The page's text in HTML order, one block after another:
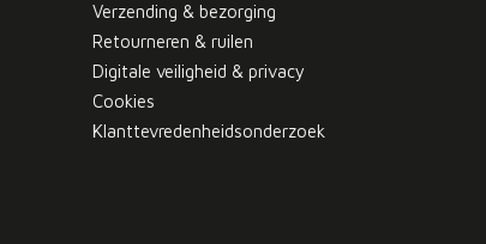
Verzending & bezorging
Retourneren & ruilen
Digitale veiligheid & privacy
Cookies
Klanttevredenheidsonderzoek